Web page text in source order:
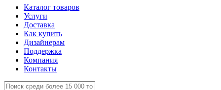
Каталог товаров
Услуги
Доставка
Как купить
Дизайнерам
Поддержка
Компания
Контакты